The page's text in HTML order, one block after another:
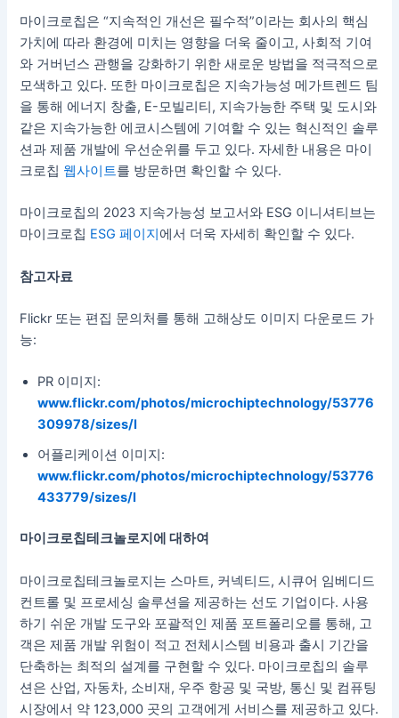
마이크로칩은 “지속적인 개선은 필수적”이라는 회사의 핵심
가치에 따라 환경에 미치는 영향을 더욱 줄이고, 사회적 기여
와 거버넌스 관행을 강화하기 위한 새로운 방법을 적극적으로
모색하고 있다. 또한 마이크로칩은 지속가능성 메가트렌드 팀
을 통해 에너지 창출, E-모빌리티, 지속가능한 주택 및 도시와
같은 지속가능한 에코시스템에 기여할 수 있는 혁신적인 솔루
션과 제품 개발에 우선순위를 두고 있다. 자세한 내용은 마이
크로칩 웹사이트를 방문하면 확인할 수 있다.
마이크로칩의 2023 지속가능성 보고서와 ESG 이니셔티브는
마이크로칩 ESG 페이지에서 더욱 자세히 확인할 수 있다.
참고자료
Flickr 또는 편집 문의처를 통해 고해상도 이미지 다운로드 가
능:
PR 이미지:
www.flickr.com/photos/microchiptechnology/53776
309978/sizes/l
어플리케이션 이미지:
www.flickr.com/photos/microchiptechnology/53776
433779/sizes/l
마이크로칩테크놀로지에 대하여
마이크로칩테크놀로지는 스마트, 커넥티드, 시큐어 임베디드
컨트롤 및 프로세싱 솔루션을 제공하는 선도 기업이다. 사용
하기 쉬운 개발 도구와 포괄적인 제품 포트폴리오를 통해, 고
객은 제품 개발 위험이 적고 전체시스템 비용과 출시 기간을
단축하는 최적의 설계를 구현할 수 있다. 마이크로칩의 솔루
션은 산업, 자동차, 소비재, 우주 항공 및 국방, 통신 및 컴퓨팅
시장에서 약 123,000 곳의 고객에게 서비스를 제공하고 있다.